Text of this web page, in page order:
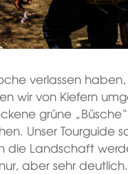
verlassen
wir von Kiefern
grüne
Unser Tourguide
die Landschaft
aber sehr deutlich.